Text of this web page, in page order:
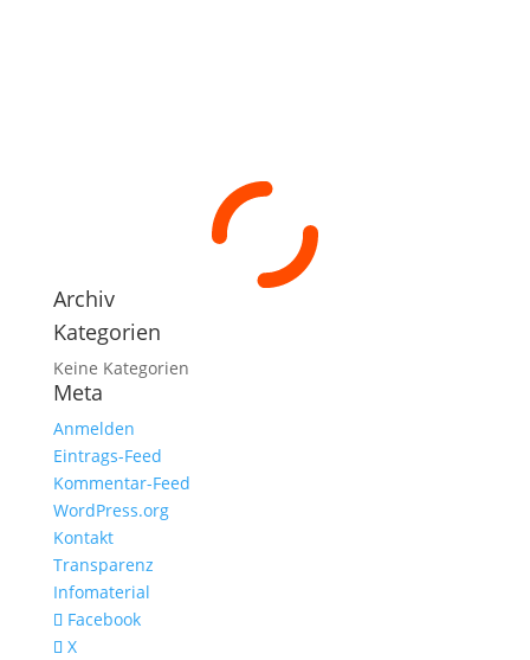
Archiv
Kategorien
Keine Kategorien
Meta
Anmelden
Eintrags-Feed
Kommentar-Feed
WordPress.org
Kontakt
Transparenz
Infomaterial
Facebook
X